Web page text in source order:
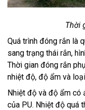
Thời
Quá trình đóng rắn là
sang trạng thái rắn,
Thời gian đóng rắn
nhiệt độ, độ ẩm và
Nhiệt độ và độ ẩm có
của PU. Nhiệt độ quá